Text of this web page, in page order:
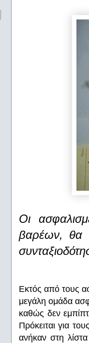
Oι
βαρέων, θα
Εκτός από τους
μεγάλη ομάδα
καθώς δεν
Πρόκειται για
ανήκαν στη